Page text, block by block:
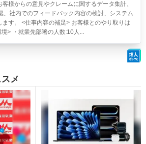
様からの意見やクレームに関するデータ集計、
、社内でのフィードバック内容の検討、システム
す。 <仕事内容の補足> お客様とのやり取りは
> ・就業先部署の人数:10人...
メ